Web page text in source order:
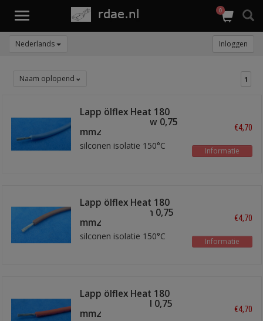
Toggle
0
Nederlands Inloggen
Naam oplopend 1
Lapp ölflex Heat 180
SIF A draad blauw 0,75
mm2
silconen isolatie 150°C
€4,70
Informatie
Lapp ölflex Heat 180
SIF A draad bruin 0,75
mm2
silconen isolatie 150°C
€4,70
Informatie
Lapp ölflex Heat 180
SIF A draad rood 0,75
mm2
€4,70